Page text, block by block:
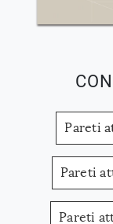
Pareti
Pareti
Pareti